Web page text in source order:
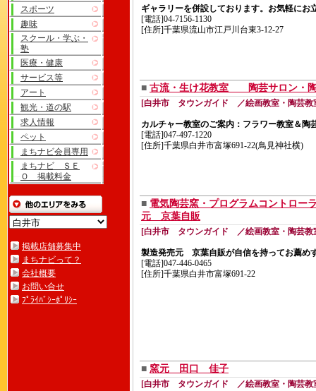
スポーツ
趣味
スクール・学ぶ・
塾
医療・健康
サービス等
アート
観光・道の駅
求人情報
ペット
まちナビ会員専用
まちナビ ＳＥ
Ｏ 掲載料金
掲載店舗募集中
まちナビって？
会社概要
お問い合せ
ﾌﾟﾗｲﾊﾞｼｰﾎﾟﾘｼｰ
ギャラリーを併設しております。お気軽にお
[電話]04-7156-1130
[住所]千葉県流山市江戸川台東3-12-27
■ 古流・生け花教室 陶芸サロン
[白井市 タウンガイド ／絵画教室・陶芸教
カルチャー教室のご案内：フラワー教室＆
[電話]047-497-1220
[住所]千葉県白井市富塚691-22(鳥見神社横)
■ 電気陶芸窯・プログラムコントロ
元 京葉自販
[白井市 タウンガイド ／絵画教室・陶芸教
製造発売元 京葉自販が自信を持ってお薦
[電話]047-446-0465
[住所]千葉県白井市富塚691-22
■ 窯元 田口 佳子
[白井市 タウンガイド ／絵画教室・陶芸教